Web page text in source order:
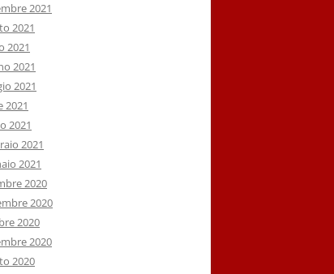
2021
2021
2021
2021
2021
2021
2021
2021
2021
2020
2020
2020
2020
2020